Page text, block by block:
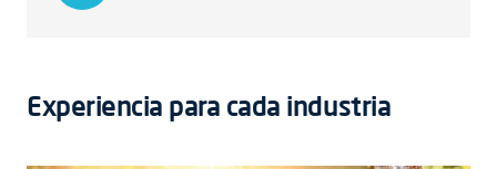
Experiencia para cada industria